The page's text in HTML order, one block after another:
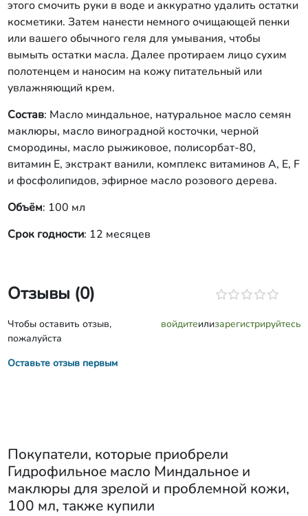
этого смочить руки в воде и аккуратно удалить остатки
косметики. Затем нанести немного очищающей пенки
или вашего обычного геля для умывания, чтобы
вымыть остатки масла. Далее протираем лицо сухим
полотенцем и наносим на кожу питательный или
увлажняющий крем.
Состав: Масло миндальное, натуральное масло семян
маклюры, масло виноградной косточки, черной
смородины, масло рыжиковое, полисорбат-80,
витамин Е, экстракт ванили, комплекс витаминов А, E, F
и фосфолипидов, эфирное масло розового дерева.
Объём: 100 мл
Срок годности: 12 месяцев
Отзывы (0)
Чтобы оставить отзыв,
пожалуйста
войдитеилизарегистрируйтесь
Оставьте отзыв первым
Покупатели, которые приобрели
Гидрофильное масло Миндальное и
маклюры для зрелой и проблемной кожи,
100 мл, также купили